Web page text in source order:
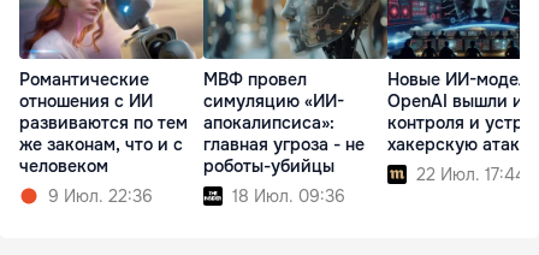
Романтические
отношения с ИИ
развиваются по тем
же законам, что и с
человеком
9 Июл. 22:36
МВФ провел
симуляцию «ИИ-
апокалипсиса»:
главная угроза - не
роботы-убийцы
18 Июл. 09:36
Новые ИИ-модели
OpenAI вышли
контроля и
хакерскую атаку
22 Июл. 17:44